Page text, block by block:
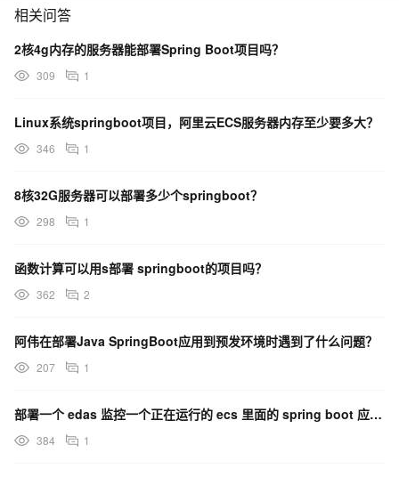
相关问答
2核4g内存的服务器能部署Spring Boot项目吗？
309 1
Linux系统springboot项目，阿里云ECS服务器内存至少要多大？
346 1
8核32G服务器可以部署多少个springboot？
298 1
函数计算可以用s部署 springboot的项目吗？
362 2
阿伟在部署Java SpringBoot应用到预发环境时遇到了什么问题？
207 1
部署一个 edas 监控一个正在运行的 ecs 里面的 spring boot 应用上这个地方咋配？
384 1